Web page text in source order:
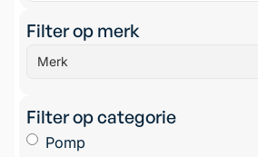
Filter op merk
Filter op categorie
Pomp